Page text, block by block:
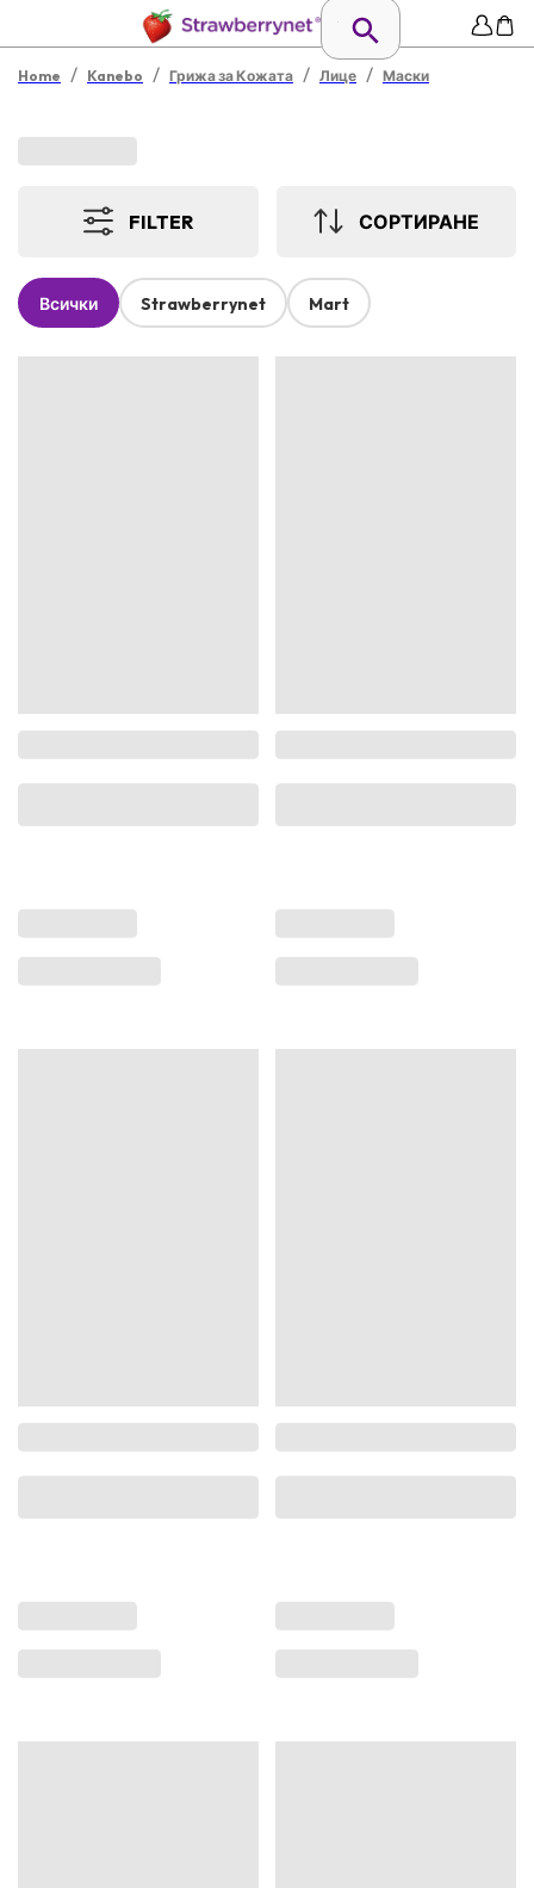
Home / Kanebo / Грижа за Кожата / Лице / Маски
FILTER СОРТИРАНЕ
Всички Strawberrynet Mart